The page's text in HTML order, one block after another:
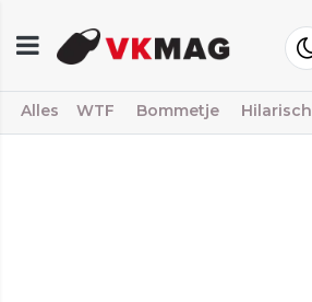
Alles WTF Bommetje Hilarisch